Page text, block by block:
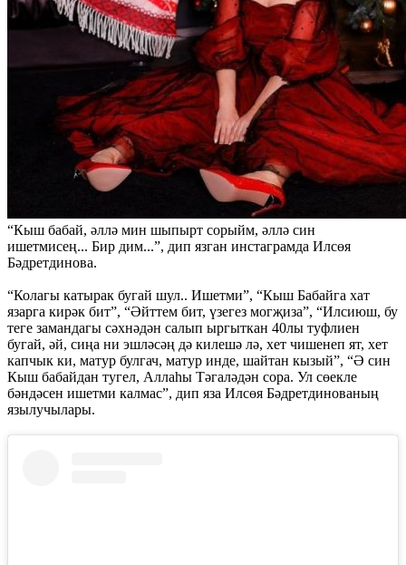
“Кыш бабай, әллә мин шыпырт сорыйм, әллә син
ишетмисең... Бир дим...”, дип язган инстаграмда Илсөя
Бәдретдинова.
“Колагы катырак бугай шул.. Ишетми”, “Кыш Бабайга хат
язарга кирәк бит”, “Әйттем бит, үзегез могҗиза”, “Илсиюш, бу
теге замандагы сәхнәдән салып ыргыткан 40лы туфлиен
бугай, әй, сиңа ни эшләсәң дә килешә лә, хет чишенеп ят, хет
капчык ки, матур булгач, матур инде, шайтан кызый”, “Ә син
Кыш бабайдан тугел, Аллаһы Тәгаләдән сора. Ул сөекле
бәндәсен ишетми калмас”, дип яза Илсөя Бәдретдинованың
язылучылары.